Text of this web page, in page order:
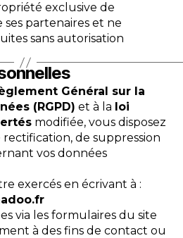
exclusive de
ses partenaires et ne
sans autorisation
Général sur la
(RGPD) et à la loi
modifiée, vous disposez
rectification, de suppression
vos données
exercés en écrivant à :
via les formulaires du site
à des fins de contact ou